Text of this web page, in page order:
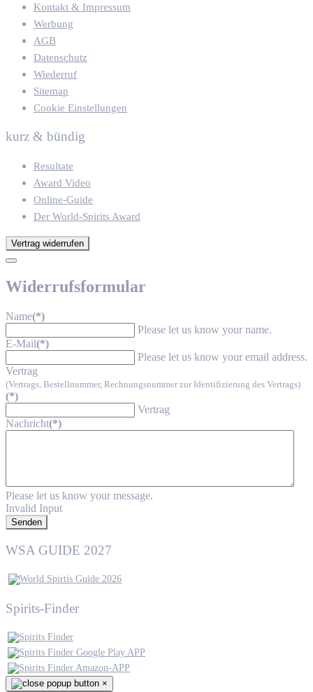
Kontakt & Impressum
Werbung
AGB
Datenschutz
Wiederruf
Sitemap
Cookie Einstellungen
kurz & bündig
Resultate
Award Video
Online-Guide
Der World-Spirits Award
Vertrag widerrufen
Widerrufsformular
Name(*)
Please let us know your name.
E-Mail(*)
Please let us know your email address.
Vertrag
(Vertrags, Bestellnummer, Rechnungsnummer zur Identifizierung des Vertrags)
(*)
Vertrag
Nachricht(*)
Please let us know your message.
Invalid Input
Senden
WSA GUIDE 2027
Spirits-Finder
×